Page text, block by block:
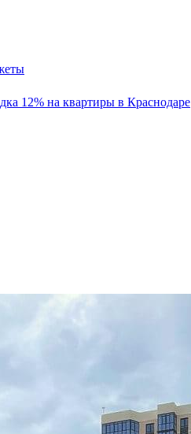
12% на квартиры в Краснодаре